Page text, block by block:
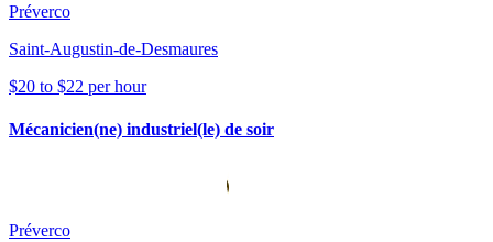
Préverco
Saint-Augustin-de-Desmaures
$20 to $22 per hour
Mécanicien(ne) industriel(le) de soir
Préverco